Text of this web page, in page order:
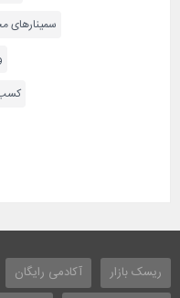
سمینارهای
کسب
ریسک بازار آکادمی رایگان